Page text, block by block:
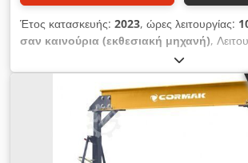
Έτος κατασκευής: 2023, ώρες λειτουργίας:
σαν καινούρια (εκθεσιακή μηχανή),
, ωφελιμο φορτίο:
Μηχανοκίνητη γέφυρα. Ύψος κάτω από τη
Μηχανοκίνητη διαδρομή τρόλεϊ 4,5M
Ενσύρματο τηλεχειριστήριο και ασύρματο
Φωτογραφίες κατόπιν αιτήματος